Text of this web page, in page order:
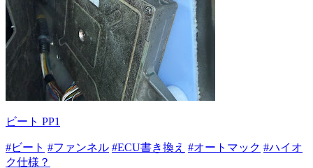
ビート PP1
#ビート #ファンネル #ECU書き換え #オートマック #ハイオ
ク仕様？